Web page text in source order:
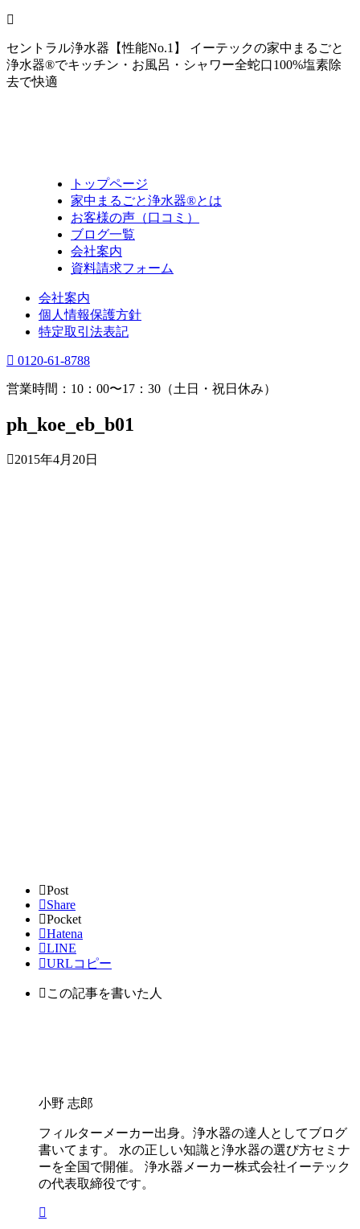
セントラル浄水器【性能No.1】 イーテックの家中まるごと
浄水器®でキッチン・お風呂・シャワー全蛇口100%塩素除
去で快適
トップページ
家中まるごと浄水器®とは
お客様の声（口コミ）
ブログ一覧
会社案内
資料請求フォーム
会社案内
個人情報保護方針
特定取引法表記
0120-61-8788
営業時間：10：00〜17：30（土日・祝日休み）
ph_koe_eb_b01
2015年4月20日
Post
Share
Pocket
Hatena
LINE
URLコピー
この記事を書いた人
小野 志郎
フィルターメーカー出身。浄水器の達人としてブログ
書いてます。 水の正しい知識と浄水器の選び方セミナ
ーを全国で開催。 浄水器メーカー株式会社イーテック
の代表取締役です。